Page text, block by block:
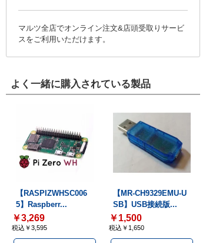
マルツ全店でオンライン注文&店頭受取りサービ
スをご利用いただけます。
よく一緒に購入されている製品
【RASPIZWHSC006
5】Raspberr...
￥3,269
税込￥3,595
【MR-CH9329EMU-U
SB】USB接続版...
￥1,500
税込￥1,650